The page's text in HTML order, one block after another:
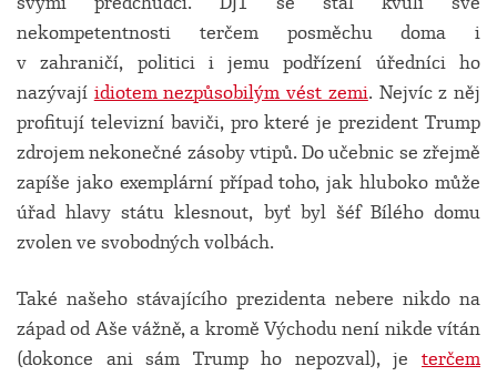
nekompetentnosti terčem posměchu doma i
v zahraničí, politici i jemu podřízení úředníci ho
nazývají idiotem nezpůsobilým vést zemi. Nejvíc z něj
profitují televizní baviči, pro které je prezident Trump
zdrojem nekonečné zásoby vtipů. Do učebnic se zřejmě
zapíše jako exemplární případ toho, jak hluboko může
úřad hlavy státu klesnout, byť byl šéf Bílého domu
zvolen ve svobodných volbách.
Také našeho stávajícího prezidenta nebere nikdo na
západ od Aše vážně, a kromě Východu není nikde vítán
(dokonce ani sám Trump ho nepozval), je terčem